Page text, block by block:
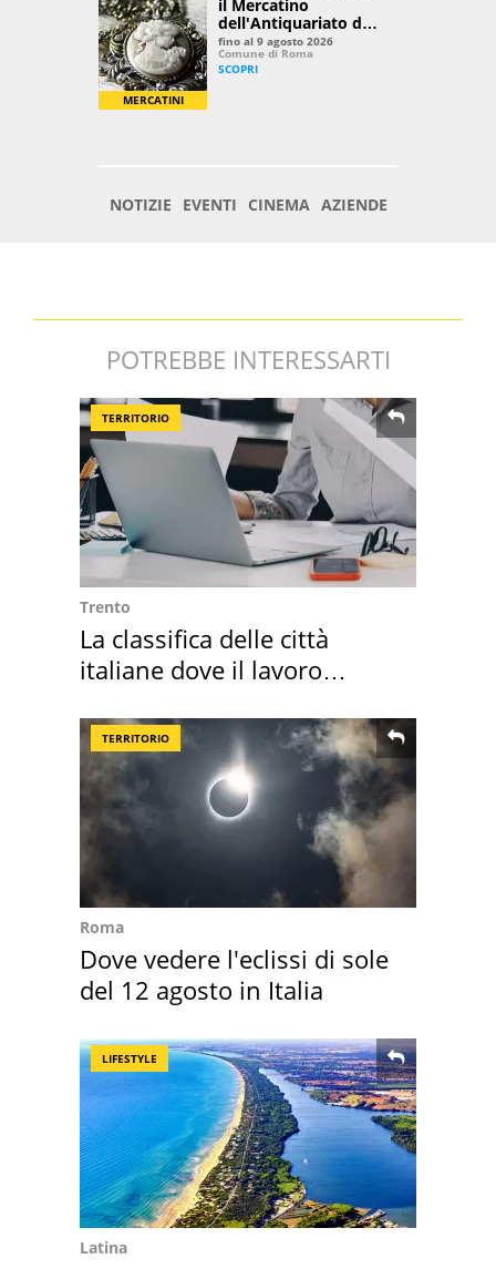
POTREBBE INTERESSARTI
TERRITORIO
Trento
La classifica delle città
italiane dove il lavoro
TERRITORIO
Roma
Dove vedere l'eclissi di sole
del 12 agosto in Italia
LIFESTYLE
Latina